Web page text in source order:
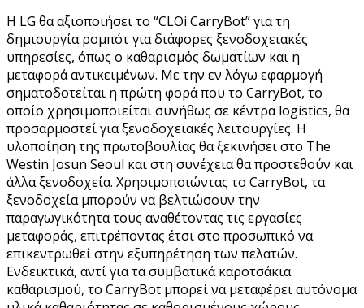
Η LG θα αξιοποιήσει το “CLOi CarryBot” για τη
δημιουργία ρομπότ για διάφορες ξενοδοχειακές
υπηρεσίες, όπως ο καθαρισμός δωματίων και η
μεταφορά αντικειμένων. Με την εν λόγω εφαρμογή
σηματοδοτείται η πρώτη φορά που το CarryBot, το
οποίο χρησιμοποιείται συνήθως σε κέντρα logistics, θα
προσαρμοστεί για ξενοδοχειακές λειτουργίες. Η
υλοποίηση της πρωτοβουλίας θα ξεκινήσει στο The
Westin Josun Seoul και στη συνέχεια θα προστεθούν και
άλλα ξενοδοχεία. Χρησιμοποιώντας το CarryBot, τα
ξενοδοχεία μπορούν να βελτιώσουν την
παραγωγικότητα τους αναθέτοντας τις εργασίες
μεταφοράς, επιτρέποντας έτσι στο προσωπικό να
επικεντρωθεί στην εξυπηρέτηση των πελατών.
Ενδεικτικά, αντί για τα συμβατικά καροτσάκια
καθαρισμού, το CarryBot μπορεί να μεταφέρει αυτόνομα